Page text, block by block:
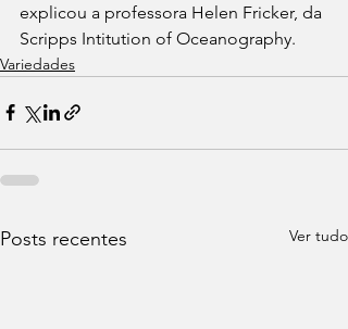
explicou a professora Helen Fricker, da
Scripps Intitution of Oceanography.
Variedades
Posts recentes Ver tudo